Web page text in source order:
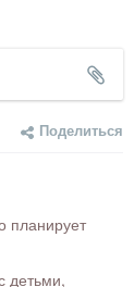
Поделиться
планирует
детьми,